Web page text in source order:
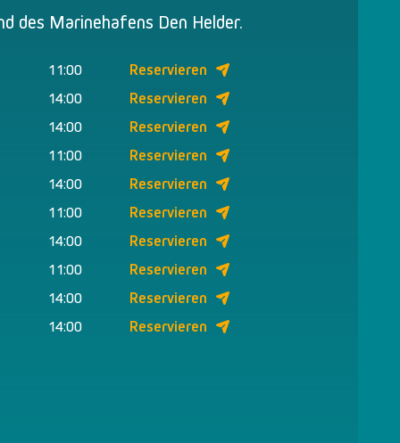
des Marinehafens Den Helder.
11:00
Reservieren
14:00
Reservieren
14:00
Reservieren
11:00
Reservieren
14:00
Reservieren
11:00
Reservieren
14:00
Reservieren
11:00
Reservieren
14:00
Reservieren
14:00
Reservieren